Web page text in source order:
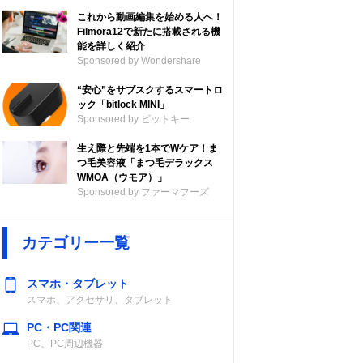
これから動画編集を始める人へ！
Filmora12で新たに搭載される機
能を詳しく紹介
Sponsored by Wondershare
“安心”をサブスクするスマートロ
ック「bitlock MINI」
Sponsored by ビットキー
生え際と先端を1本でWケア！ま
つ毛美容液「まつ毛デラックス
WMOA（ウモア）」
Sponsored by ファーマフーズ
カテゴリー一覧
スマホ・タブレット
スマホ、アクセサリ、タブレット
PC・PC関連
PC、PC周辺機器